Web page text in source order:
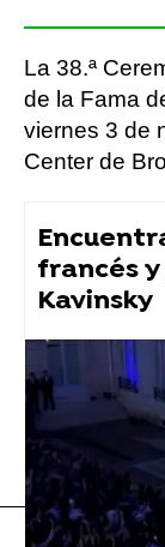
La 38.ª
de la Fama
viernes 3 de
Center de
francés
Kavinsky
Flooxer Now »